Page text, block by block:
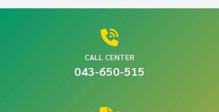
CALL CENTER
043-650-515